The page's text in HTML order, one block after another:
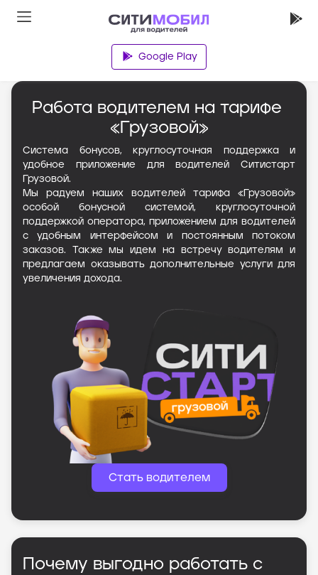
Google Play
Работа водителем на тарифе
«Грузовой»
Система бонусов, круглосуточная поддержка и
удобное приложение для водителей Ситистарт
Грузовой.
Мы радуем наших водителей тарифа «Грузовой»
особой бонусной системой, круглосуточной
поддержкой оператора, приложением для водителей
с удобным интерфейсом и постоянным потоком
заказов. Также мы идем на встречу водителям и
предлагаем оказывать дополнительные услуги для
увеличения дохода.
Стать водителем
Почему выгодно работать с